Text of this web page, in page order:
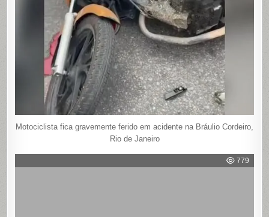
Motociclista fica gravemente ferido em acidente na Bráulio Cordeiro,
Rio de Janeiro
779